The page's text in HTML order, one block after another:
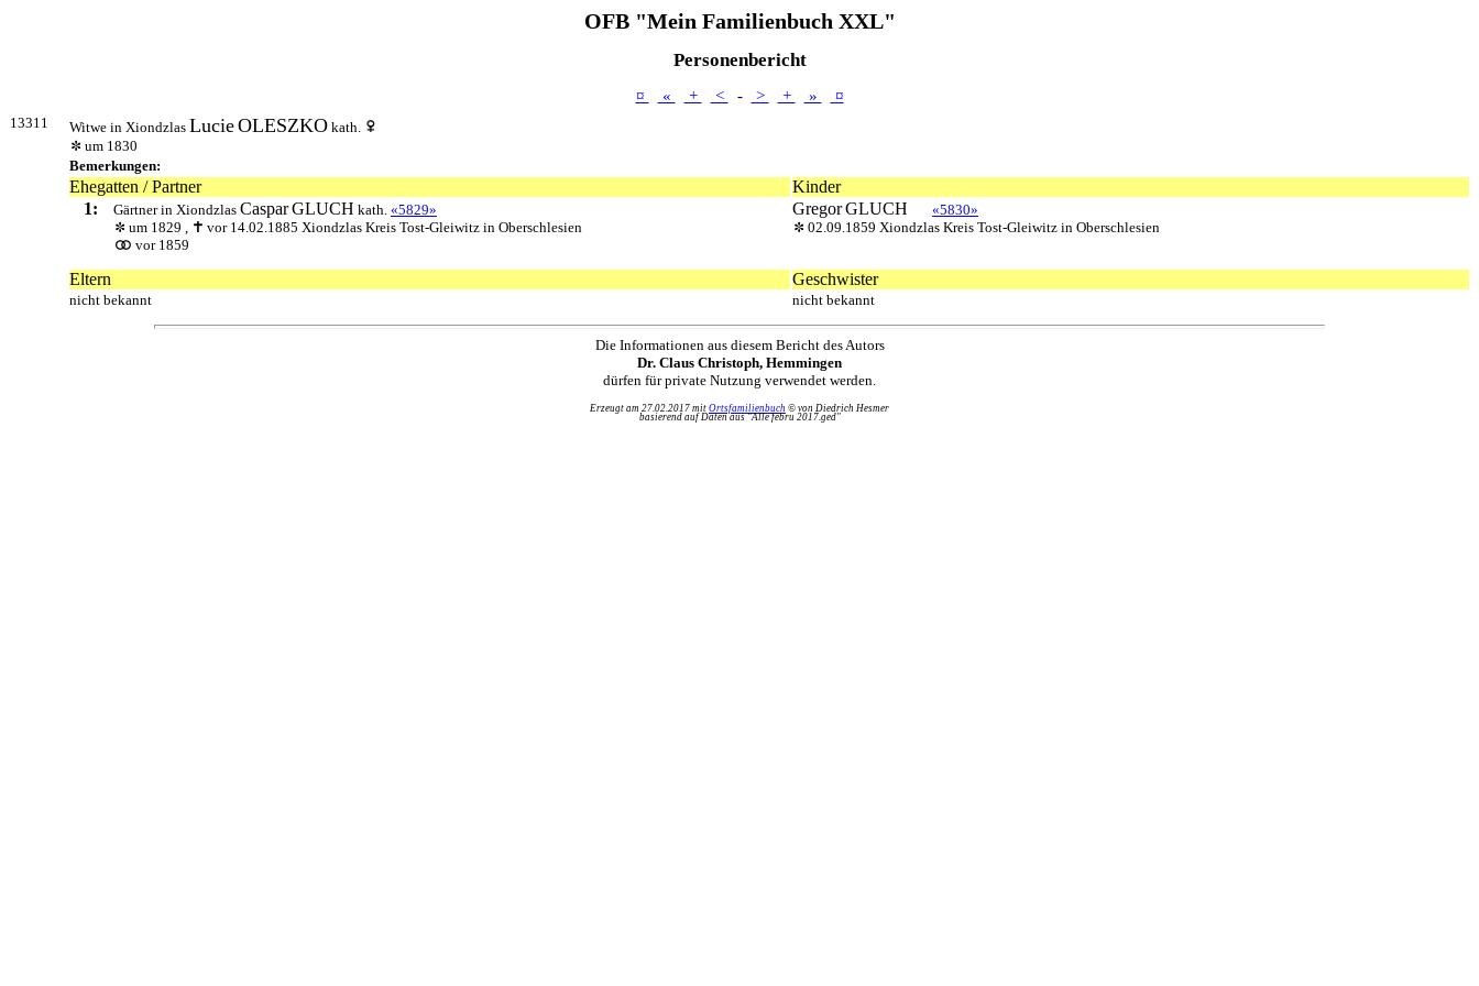
OFB "Mein Familienbuch XXL"
Personenbericht
¤ « + < - > + » ¤
13311 Witwe in Xiondzlas LucieOLESZKO kath.
um 1830
Bemerkungen:
Ehegatten / Partner
Kinder
1:
Gärtner in Xiondzlas CasparGLUCH kath. «5829»
um 1829 ,
vor 14.02.1885 Xiondzlas Kreis Tost-Gleiwitz in Oberschlesien
vor 1859
GregorGLUCH
«5830»
02.09.1859 Xiondzlas Kreis Tost-Gleiwitz in Oberschlesien
Eltern Geschwister
nicht bekannt nicht bekannt
Die Informationen aus diesem Bericht des Autors
Dr. Claus Christoph, Hemmingen
dürfen für private Nutzung verwendet werden.
Erzeugt am 27.02.2017 mit Ortsfamilienbuch © von Diedrich Hesmer
basierend auf Daten aus "Alle febru 2017.ged"